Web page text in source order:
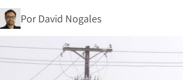
Por David Nogales